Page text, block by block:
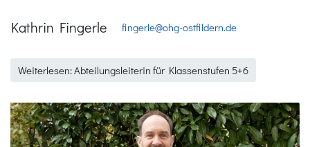
Kathrin Fingerle fingerle@ohg-ostfildern.de
Weiterlesen: Abteilungsleiterin für Klassenstufen 5+6